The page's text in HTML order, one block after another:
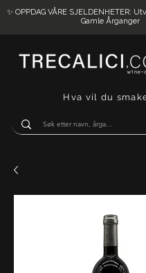
Hva vil du
✨ OPPDAG VÅRE SJELDENHETER:
Gamle Årganger